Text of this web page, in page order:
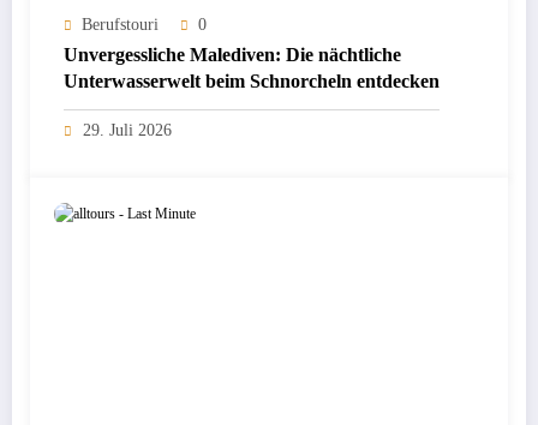
Berufstouri 0
Unvergessliche Malediven: Die nächtliche
Unterwasserwelt beim Schnorcheln entdecken
29. Juli 2026